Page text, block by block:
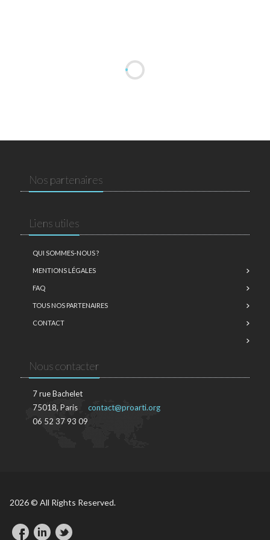
Nos partenaires
Liens utiles
QUI SOMMES-NOUS ?
MENTIONS LÉGALES
FAQ
TOUS NOS PARTENAIRES
CONTACT
Nous contacter
7 rue Bachelet
75018, Paris
06 52 37 93 09
contact@proarti.org
2026 © All Rights Reserved.